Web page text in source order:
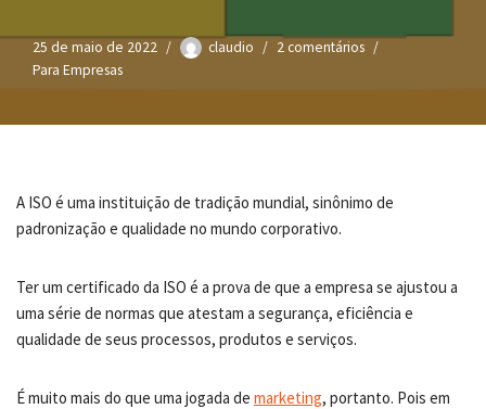
25 de maio de 2022 claudio
2 comentários
Para Empresas
A ISO é uma instituição de tradição mundial, sinônimo de
padronização e qualidade no mundo corporativo.
Ter um certificado da ISO é a prova de que a empresa se ajustou a
uma série de normas que atestam a segurança, eficiência e
qualidade de seus processos, produtos e serviços.
É muito mais do que uma jogada de marketing, portanto. Pois em